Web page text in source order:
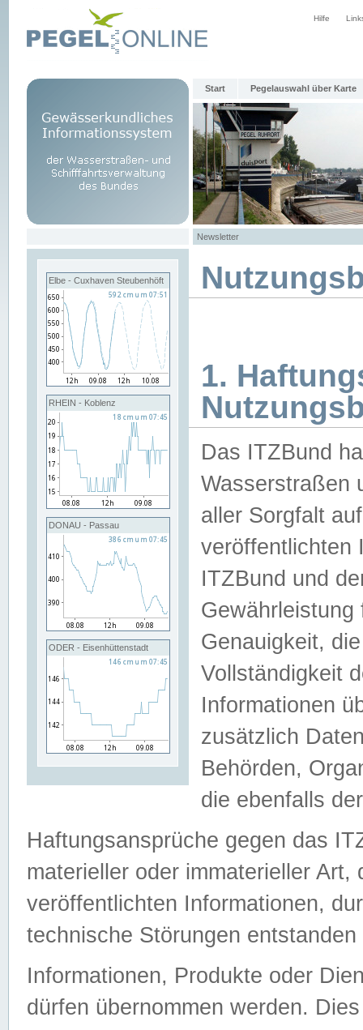
Hilfe
Start Pegelauswahl über Karte
Newsletter
Elbe - Cuxhaven Steubenhöft
RHEIN - Koblenz
DONAU - Passau
ODER - Eisenhüttenstadt
1.
Das ITZBund
Wasserstraßen
aller Sorgfalt
veröffentlichten
ITZBund und
Genauigkeit,
Vollständigkeit
Informationen
zusätzlich
Behörden,
die ebenfalls
Haftungsansprüche gegen das
materieller oder immaterieller
veröffentlichten Informationen,
technische Störungen
Informationen, Produkte oder
dürfen übernommen werden.